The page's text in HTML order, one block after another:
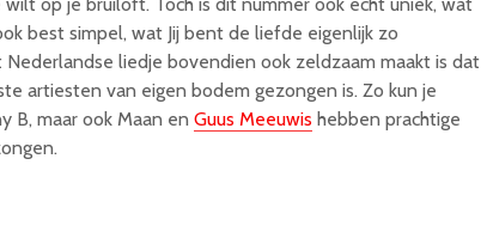
best simpel, wat Jij bent de liefde eigenlijk zo
liedje bovendien ook zeldzaam maakt is dat
artiesten van eigen bodem gezongen is. Zo kun je
B, maar ook Maan en Guus Meeuwis hebben prachtige